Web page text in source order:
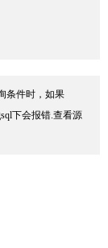
条件时，如果
下会报错.查看源